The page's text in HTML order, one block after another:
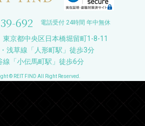
692 電話受付 24時間 年中無休
京都中央区日本橋堀留町1-8-11
浅草線「人形町駅」徒歩3分
線「小伝馬町駅」徒歩6分
© REIT FIND All Right Reserved.